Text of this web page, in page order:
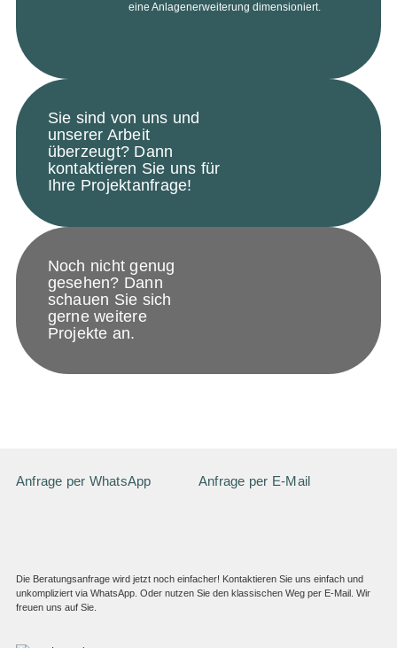
eine Anlagenerweiterung dimensioniert.
Sie sind von uns und
unserer Arbeit
überzeugt? Dann
kontaktieren Sie uns für
Ihre Projektanfrage!
Noch nicht genug
gesehen? Dann
schauen Sie sich
gerne weitere
Projekte an.
Anfrage per WhatsApp Anfrage per E-Mail
Die Beratungsanfrage wird jetzt noch einfacher! Kontaktieren Sie uns einfach und
unkompliziert via WhatsApp. Oder nutzen Sie den klassischen Weg per E-Mail. Wir
freuen uns auf Sie.